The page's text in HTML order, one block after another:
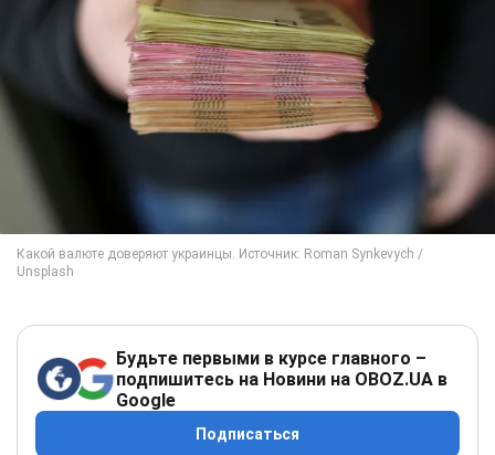
Будьте первыми в курсе главного –
подпишитесь на Новини на OBOZ.UA в
Google
Подписаться